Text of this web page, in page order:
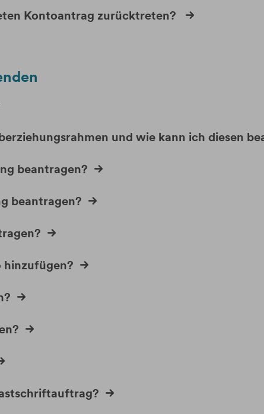
Kontoantrag zurücktreten?
und wie kann ich diesen
beantragen?
beantragen?
hinzufügen?